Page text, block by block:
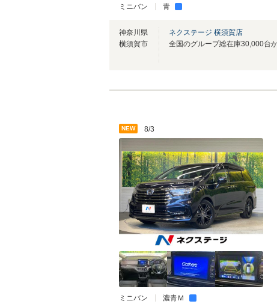
ミニバン 青
神奈川県
横須賀市
ネクステージ 横須賀店
NEW 8/3
ミニバン 濃青Ｍ